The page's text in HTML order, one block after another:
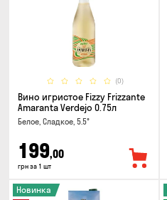
(0)
Вино игристое Fizzy Frizzante
Amaranta Verdejo 0.75л
Белое, Сладкое, 5.5°
199,00
грн за 1 шт
Новинка